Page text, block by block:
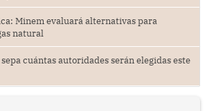
Minem evaluará alternativas para
natural
cuántas autoridades serán elegidas este